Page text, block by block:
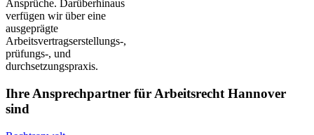
Ansprüche. Darüberhinaus
verfügen wir über eine
ausgeprägte
Arbeitsvertragserstellungs-,
prüfungs-, und
durchsetzungspraxis.
Ihre Ansprechpartner für Arbeitsrecht Hannover
sind